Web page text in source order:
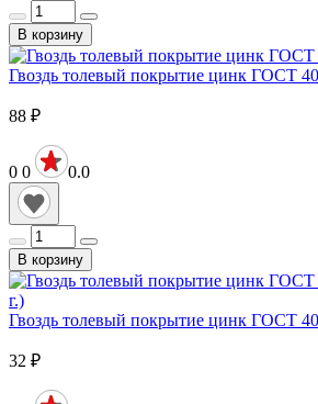
В корзину
Гвоздь толевый покрытие цинк ГОСТ
88 ₽
0 0 0.0
В корзину
Гвоздь толевый покрытие цинк ГОСТ
32 ₽